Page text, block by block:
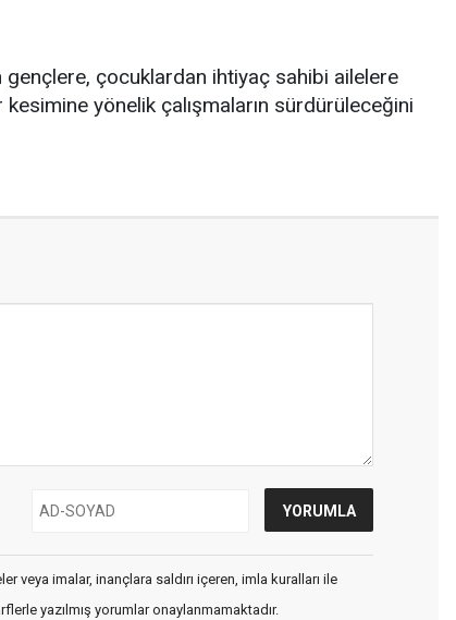
gençlere, çocuklardan ihtiyaç sahibi ailelere
yönelik çalışmaların sürdürüleceğini
veya imalar, inançlara saldırı içeren, imla kuralları ile
yazılmış yorumlar onaylanmamaktadır.